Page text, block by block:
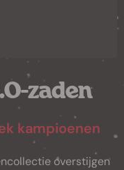
zaden
kampioenen
overstijgen